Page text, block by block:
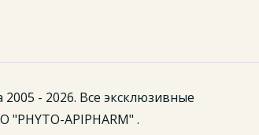
- 2026. Все эксклюзивные
APIPHARM" .